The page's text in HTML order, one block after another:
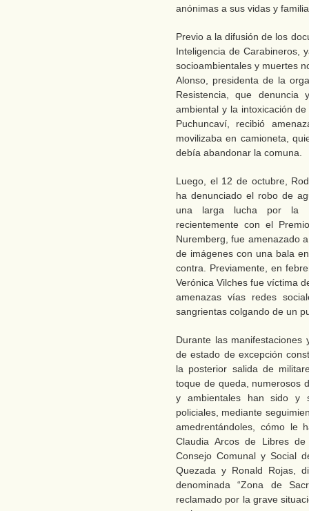
anónimas a sus vidas y
Previo a la difusión de los
Inteligencia de Carabineros,
socioambientales y muertes
Alonso, presidenta de la
Resistencia, que
ambiental y la intoxicación
Puchuncaví, recibió
movilizaba en camioneta,
debía abandonar la comuna.
Luego, el 12 de octubre,
ha denunciado el robo de
una larga lucha por la
recientemente con el
Nuremberg, fue amenazado
de imágenes con una bala
contra. Previamente, en
Verónica Vilches fue víctima
amenazas vías redes
sangrientas colgando de un
Durante las
de estado de excepción
la posterior salida de
toque de queda, numerosos
y ambientales han sido y
policiales, mediante
amedrentándoles, cómo le
Claudia Arcos de Libres
Consejo Comunal y Social
Quezada y Ronald Rojas,
denominada “Zona de
reclamado por la grave